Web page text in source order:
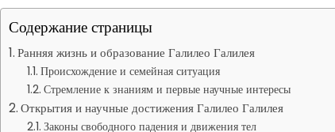
Содержание страницы
Ранняя жизнь и образование Галилео Галилея
Происхождение и семейная ситуация
Стремление к знаниям и первые научные интересы
Открытия и научные достижения Галилео Галилея
Законы свободного падения и движения тел